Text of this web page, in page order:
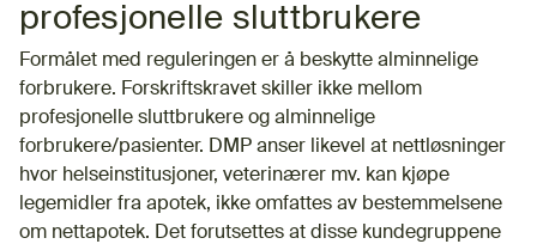
profesjonelle sluttbrukere
Formålet med reguleringen er å beskytte alminnelige
forbrukere. Forskriftskravet skiller ikke mellom
profesjonelle sluttbrukere og alminnelige
forbrukere/pasienter. DMP anser likevel at nettløsninger
hvor helseinstitusjoner, veterinærer mv. kan kjøpe
legemidler fra apotek, ikke omfattes av bestemmelsene
om nettapotek. Det forutsettes at disse kundegruppene